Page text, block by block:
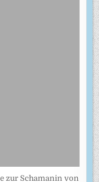
zur Schamanin von